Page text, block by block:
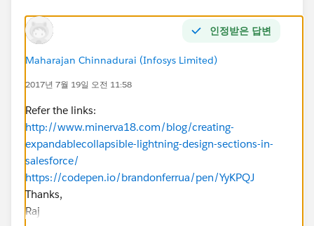
인정받은 답변
Maharajan Chinnadurai (Infosys Limited)
2017년 7월 19일 오전 11:58
Refer the links:
http://www.minerva18.com/blog/creating-
expandablecollapsible-lightning-design-sections-in-
salesforce/
https://codepen.io/brandonferrua/pen/YyKPQJ
Thanks,
Raj